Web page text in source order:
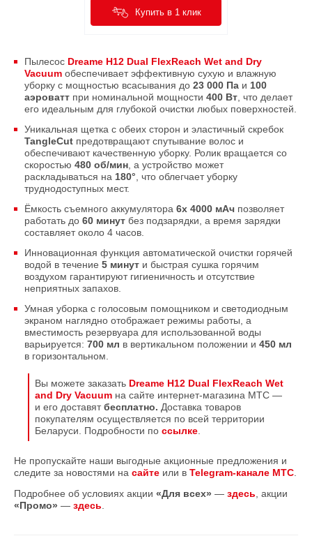
Купить в 1 клик
Пылесос Dreame H12 Dual FlexReach Wet and Dry
Vacuum обеспечивает эффективную сухую и влажную
уборку с мощностью всасывания до 23 000 Па и 100
аэроватт при номинальной мощности 400 Вт , что делает
его идеальным для глубокой очистки любых поверхностей.
Уникальная щетка с обеих сторон и эластичный скребок
TangleCut предотвращают спутывание волос и
обеспечивают качественную уборку. Ролик вращается со
скоростью 480 об/мин , а устройство может
раскладываться на 180° , что облегчает уборку
труднодоступных мест.
Ёмкость съемного аккумулятора 6х 4000 мАч позволяет
работать до 60 минут без подзарядки, а время зарядки
составляет около 4 часов.
Инновационная функция автоматической очистки горячей
водой в течение 5 минут и быстрая сушка горячим
воздухом гарантируют гигиеничность и отсутствие
неприятных запахов.
Умная уборка с голосовым помощником и светодиодным
экраном наглядно отображает режимы работы, а
вместимость резервуара для использованной воды
варьируется: 700 мл в вертикальном положении и 450 мл
в горизонтальном.
Вы можете заказать Dreame H12 Dual FlexReach Wet
and Dry Vacuum на сайте интернет-магазина МТС —
и его доставятбесплатно. Доставка товаров
покупателям осуществляется по всей территории
Беларуси. Подробности по ссылке
Не пропускайте наши выгодные акционные предложения и
следите за новостями на сайте или в Telegram-канале МТС
Подробнее об условиях акции «Для всех» — здесь , акции
«Промо» — здесь